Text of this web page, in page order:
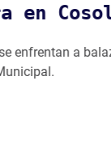
elementos